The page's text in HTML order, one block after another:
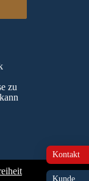
Kontakt
Kunde
zu